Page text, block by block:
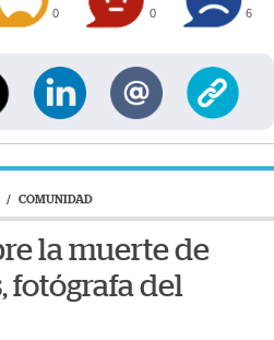
0 0 6
/ COMUNIDAD
la muerte de
fotógrafa del